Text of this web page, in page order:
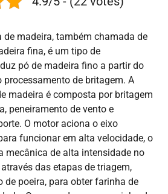
madeira, também chamada de
fina, é um tipo de
pó de madeira fino a partir do
processamento de britagem. A
madeira é composta por britagem
peneiramento de vento e
O motor aciona o eixo
funcionar em alta velocidade, o
mecânica de alta intensidade no
das etapas de triagem,
de poeira, para obter farinha de